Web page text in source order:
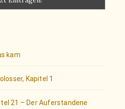
kam
Kapitel 1
21 – Der Auferstandene